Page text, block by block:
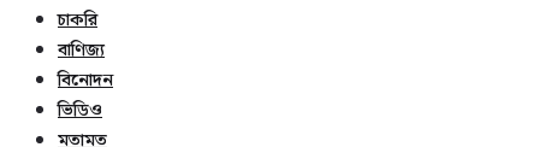
চাকরি
বাণিজ্য
বিনোদন
ভিডিও
মতামত